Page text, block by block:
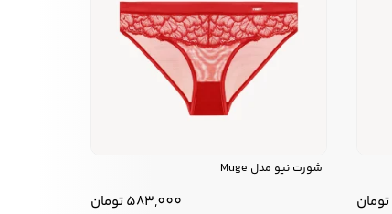
تومان
شورت نیو مدل Muge
583,000تومان